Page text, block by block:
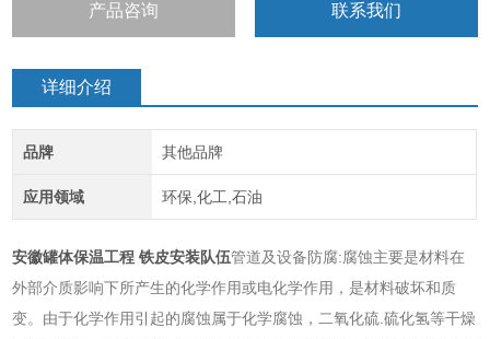
产品咨询 联系我们
详细介绍
品牌 其他品牌
应用领域 环保,化工,石油
安徽罐体保温工程 铁皮安装队伍管道及设备防腐:腐蚀主要是材料在
外部介质影响下所产生的化学作用或电化学作用，是材料破坏和质
变。由于化学作用引起的腐蚀属于化学腐蚀，二氧化硫.硫化氢等干燥